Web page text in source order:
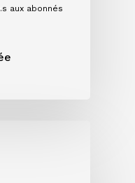
aux abonnés